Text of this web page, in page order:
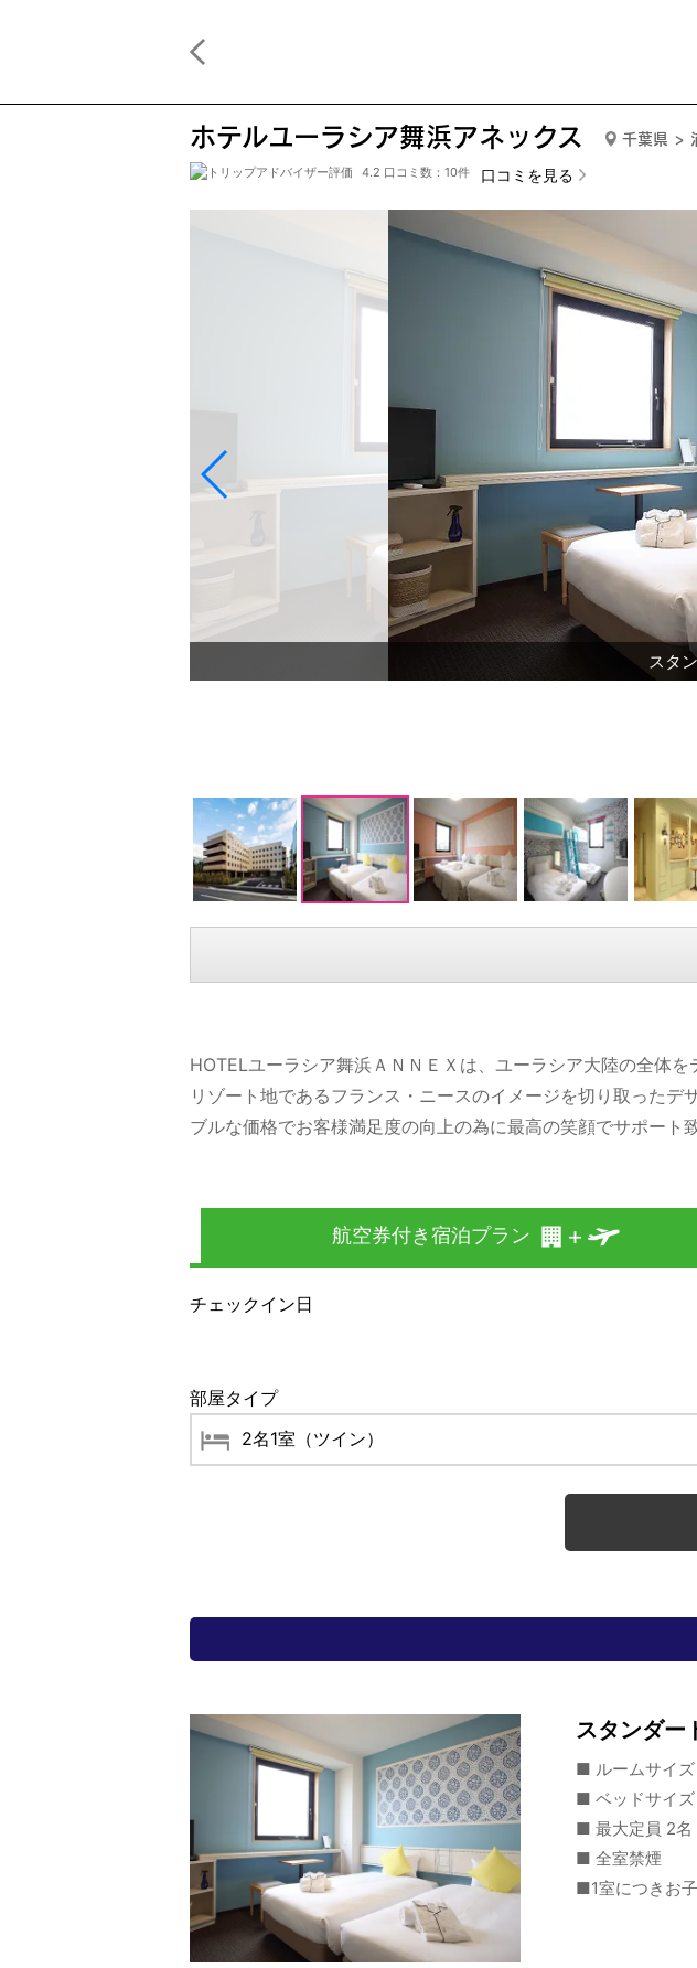
ホテルユーラシア舞浜アネックス 千葉県 >
4.2 口コミ数：10件 口コミを見る
スタ
HOTELユーラシア舞浜ＡＮＮＥＸは、ユーラシア大陸の全体
リゾート地であるフランス・ニースのイメージを切り取った
ブルな価格でお客様満足度の向上の為に最高の笑顔でサポート致
航空券付き宿泊プラン
チェックイン日
部屋タイプ
スタンダー
■ ルームサイズ
■ ベッドサイ
■ 最大定員 2名
■ 全室禁煙
■1室につきお